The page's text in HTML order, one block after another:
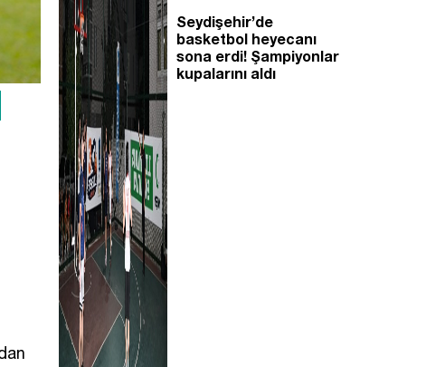
Seydişehir’de
basketbol heyecanı
sona erdi! Şampiyonlar
kupalarını aldı